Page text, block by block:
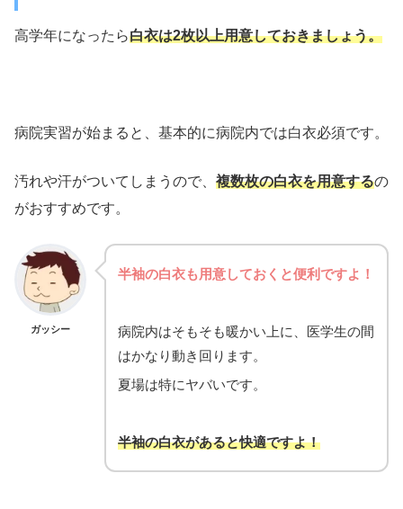
高学年になったら白衣は2枚以上用意しておきましょう。
病院実習が始まると、基本的に病院内では白衣必須です。
汚れや汗がついてしまうので、 複数枚の白衣を用意するの
がおすすめです。
ガッシー
半袖の白衣も用意しておくと便利ですよ！
病院内はそもそも暖かい上に、医学生の間
はかなり動き回ります。
夏場は特にヤバいです。
半袖の白衣があると快適ですよ！